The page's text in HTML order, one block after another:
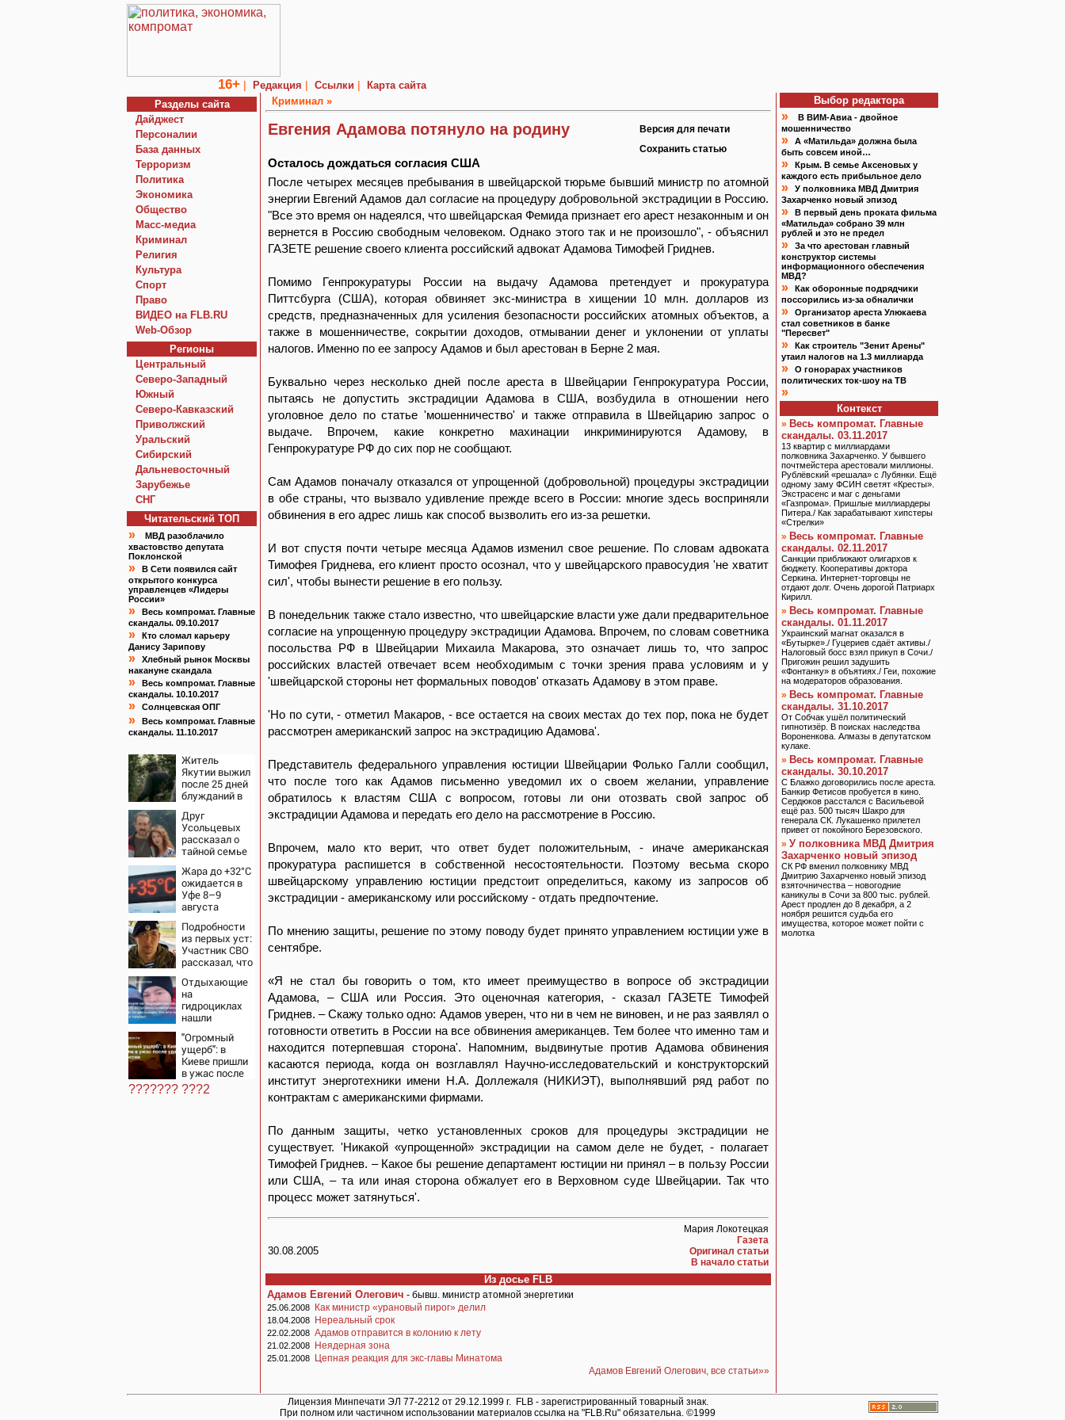
16+ | Редакция | Ссылки |
Карта сайта
Разделы сайта
Дайджест
Персоналии
База данных
Терроризм
Политика
Экономика
Общество
Macc-медиа
Криминал
Религия
Культура
Спорт
Право
ВИДЕО на FLB.RU
Web-Обзор
Регионы
Центральный
Северо-Западный
Южный
Северо-Кавказский
Приволжский
Уральский
Сибирский
Дальневосточный
Зарубежье
СНГ
Читательский TOП
»
МВД разоблачило
хвастовство депутата
Поклонской
»
В Сети появился сайт
открытого конкурса
управленцев «Лидеры
России»
»
Весь компромат. Главные
скандалы. 09.10.2017
»
Кто сломал карьеру
Данису Зарипову
»
Хлебный рынок Москвы
накануне скандала
»
Весь компромат. Главные
скандалы. 10.10.2017
» Солнцевская ОПГ
»
Весь компромат. Главные
скандалы. 11.10.2017
Житель
Якутии выжил
после 25 дней
блужданий в
Друг
Усольцевых
рассказал о
тайной семье
Жара до +32°C
ожидается в
Уфе 8–9
августа
Подробности
из первых уст:
Участник СВО
рассказал, что
схватке с
медведем
Отдыхающие
на
гидроциклах
нашли
испуганного
мальчика на
лодке: он
рассказал, что
его папа
"Огромный
ущерб": в
Киеве пришли
в ужас после
ударов ВС
России
??????? ???2
Криминал »
Евгения Адамова потянуло на родину
Осталось дождаться согласия США
Версия для печати
Сохранить статью
После четырех месяцев пребывания в швейцарской тюрьме бывший министр по атомной
энергии Евгений Адамов дал согласие на процедуру добровольной экстрадиции в Россию.
"Все это время он надеялся, что швейцарская Фемида признает его арест незаконным и он
вернется в Россию свободным человеком. Однако этого так и не произошло", - объяснил
ГАЗЕТЕ решение своего клиента российский адвокат Адамова Тимофей Гриднев.
Помимо Генпрокуратуры России на выдачу Адамова претендует и прокуратура
Питтсбурга (США), которая обвиняет экс-министра в хищении 10 млн. долларов из
средств, предназначенных для усиления безопасности российских атомных объектов, а
также в мошенничестве, сокрытии доходов, отмывании денег и уклонении от уплаты
налогов. Именно по ее запросу Адамов и был арестован в Берне 2 мая.
Буквально через несколько дней после ареста в Швейцарии Генпрокуратура России,
пытаясь не допустить экстрадиции Адамова в США, возбудила в отношении него
уголовное дело по статье 'мошенничество' и также отправила в Швейцарию запрос о
выдаче. Впрочем, какие конкретно махинации инкриминируются Адамову, в
Генпрокуратуре РФ до сих пор не сообщают.
Сам Адамов поначалу отказался от упрощенной (добровольной) процедуры экстрадиции
в обе страны, что вызвало удивление прежде всего в России: многие здесь восприняли
обвинения в его адрес лишь как способ вызволить его из-за решетки.
И вот спустя почти четыре месяца Адамов изменил свое решение. По словам адвоката
Тимофея Гриднева, его клиент просто осознал, что у швейцарского правосудия 'не хватит
сил', чтобы вынести решение в его пользу.
В понедельник также стало известно, что швейцарские власти уже дали предварительное
согласие на упрощенную процедуру экстрадиции Адамова. Впрочем, по словам советника
посольства РФ в Швейцарии Михаила Макарова, это означает лишь то, что запрос
российских властей отвечает всем необходимым с точки зрения права условиям и у
'швейцарской стороны нет формальных поводов' отказать Адамову в этом праве.
'Но по сути, - отметил Макаров, - все остается на своих местах до тех пор, пока не будет
рассмотрен американский запрос на экстрадицию Адамова'.
Представитель федерального управления юстиции Швейцарии Фолько Галли сообщил,
что после того как Адамов письменно уведомил их о своем желании, управление
обратилось к властям США с вопросом, готовы ли они отозвать свой запрос об
экстрадиции Адамова и передать его дело на рассмотрение в Россию.
Впрочем, мало кто верит, что ответ будет положительным, - иначе американская
прокуратура распишется в собственной несостоятельности. Поэтому весьма скоро
швейцарскому управлению юстиции предстоит определиться, какому из запросов об
экстрадиции - американскому или российскому - отдать предпочтение.
По мнению защиты, решение по этому поводу будет принято управлением юстиции уже в
сентябре.
«Я не стал бы говорить о том, кто имеет преимущество в вопросе об экстрадиции
Адамова, – США или Россия. Это оценочная категория, - сказал ГАЗЕТЕ Тимофей
Гриднев. – Скажу только одно: Адамов уверен, что ни в чем не виновен, и не раз заявлял о
готовности ответить в России на все обвинения американцев. Тем более что именно там и
находится потерпевшая сторона'. Напомним, выдвинутые против Адамова обвинения
касаются периода, когда он возглавлял Научно-исследовательский и конструкторский
институт энерготехники имени Н.А. Доллежаля (НИКИЭТ), выполнявший ряд работ по
контрактам c американскими фирмами.
По данным защиты, четко установленных сроков для процедуры экстрадиции не
существует. 'Никакой «упрощенной» экстрадиции на самом деле не будет, - полагает
Тимофей Гриднев. – Какое бы решение департамент юстиции ни принял – в пользу России
или США, – та или иная сторона обжалует его в Верховном суде Швейцарии. Так что
процесс может затянуться'.
30.08.2005
Мария Локотецкая
Газета
Оригинал статьи
В начало статьи
Из досье FLB
Адамов Евгений Олегович - бывш. министр атомной энергетики
25.06.2008 Как министр «урановый пирог» делил
18.04.2008 Нереальный срок
22.02.2008 Адамов отправится в колонию к лету
21.02.2008 Неядерная зона
25.01.2008
Цепная реакция для экс-главы Минатома
Адамов Евгений Олегович, все статьи»»
Выбор редактора
»
В ВИМ-Авиа - двойное
мошенничество
»
А «Матильда» должна была
быть совсем иной…
»
Крым. В семье Аксеновых у
каждого есть прибыльное дело
»
У полковника МВД Дмитрия
Захарченко новый эпизод
»
В первый день проката фильма
«Матильда» собрано 39 млн
рублей и это не предел
»
За что арестован главный
конструктор системы
информационного обеспечения
МВД?
»
Как оборонные подрядчики
поссорились из-за обналички
»
Организатор ареста Улюкаева
стал советников в банке
"Пересвет"
»
Как строитель "Зенит Арены"
утаил налогов на 1.3 миллиарда
»
О гонорарах участников
политических ток-шоу на ТВ
»
Контекст
» Весь компромат. Главные
скандалы. 03.11.2017
13 квартир с миллиардами
полковника Захарченко. У бывшего
почтмейстера арестовали миллионы.
Рублёвский «решала» с Лубянки. Ещё
одному заму ФСИН светят «Кресты».
Экстрасенс и маг с деньгами
«Газпрома». Пришлые миллиардеры
Питера./ Как зарабатывают хипстеры
«Стрелки»
» Весь компромат. Главные
скандалы. 02.11.2017
Санкции приближают олигархов к
бюджету. Кооперативы доктора
Серкина. Интернет-торговцы не
отдают долг. Очень дорогой Патриарх
Кирилл.
» Весь компромат. Главные
скандалы. 01.11.2017
Украинский магнат оказался в
«Бутырке»./ Гуцериев сдаёт активы./
Налоговый босс взял прикуп в Сочи./
Пригожин решил задушить
«Фонтанку» в объятиях./ Геи, похожие
на модераторов образования.
» Весь компромат. Главные
скандалы. 31.10.2017
От Собчак ушёл политический
гипнотизёр. В поисках наследства
Вороненкова. Алмазы в депутатском
кулаке.
» Весь компромат. Главные
скандалы. 30.10.2017
С Блажко договорились после ареста.
Банкир Фетисов пробуется в кино.
Сердюков расстался с Васильевой
ещё раз. 500 тысяч Шакро для
генерала СК. Лукашенко прилетел
привет от покойного Березовского.
» У полковника МВД Дмитрия
Захарченко новый эпизод
СК РФ вменил полковнику МВД
Дмитрию Захарченко новый эпизод
взяточничества – новогодние
каникулы в Сочи за 800 тыс. рублей.
Арест продлен до 8 декабря, а 2
ноября решится судьба его
имущества, которое может пойти с
молотка
Лицензия Минпечати ЭЛ 77-2212 от 29.12.1999 г. FLB - зарегистрированный товарный знак.
При полном или частичном использовании материалов ссылка на "FLB.Ru" обязательна. ©1999